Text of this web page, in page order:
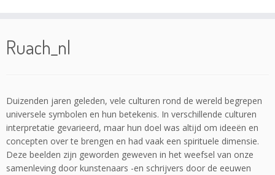
to
content
Ruach_nl
Duizenden jaren geleden, vele culturen rond de wereld begrepen
universele symbolen en hun betekenis. In verschillende culturen
interpretatie gevarieerd, maar hun doel was altijd om ideeën en
concepten over te brengen en had vaak een spirituele dimensie.
Deze beelden zijn geworden geweven in het weefsel van onze
samenleving door kunstenaars -en schrijvers door de eeuwen